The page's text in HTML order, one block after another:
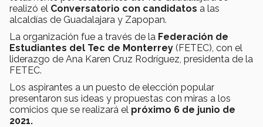
realizó el Conversatorio con candidatos a las
alcaldías de Guadalajara y Zapopan.
La organización fue a través de la Federación de
Estudiantes del Tec de Monterrey (FETEC), con el
liderazgo de Ana Karen Cruz Rodríguez, presidenta de la
FETEC.
Los aspirantes a un puesto de elección popular
presentaron sus ideas y propuestas con miras a los
comicios que se realizará el próximo 6 de junio de
2021.